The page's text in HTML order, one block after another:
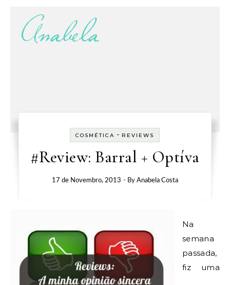
COSMÉTICA - REVIEWS
#Review: Barral + Optíva
17 de Novembro, 2013 - By Anabela Costa
Na
semana
passada,
fiz uma